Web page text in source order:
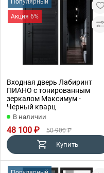
Акция 6%
Входная дверь Лабиринт
ПИАНО с тонированным
зеркалом Максимум -
Черный кварц
В наличии
48 100 ₽ 50 900 ₽
Купить